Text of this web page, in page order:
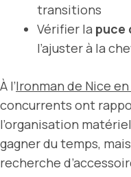
transitions
Vérifier la puce
l’ajuster à la
À l’Ironman de Nice en
concurrents ont
l’organisation
gagner du temps,
recherche